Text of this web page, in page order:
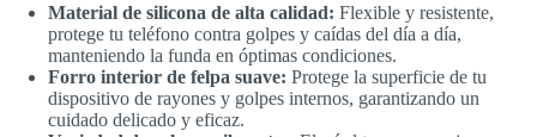
Material de silicona de alta calidad: Flexible y resistente,
protege tu teléfono contra golpes y caídas del día a día,
manteniendo la funda en óptimas condiciones.
Forro interior de felpa suave: Protege la superficie de tu
dispositivo de rayones y golpes internos, garantizando un
cuidado delicado y eficaz.